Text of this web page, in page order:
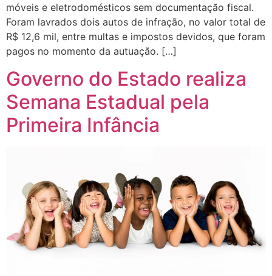
móveis e eletrodomésticos sem documentação fiscal.
Foram lavrados dois autos de infração, no valor total de
R$ 12,6 mil, entre multas e impostos devidos, que foram
pagos no momento da autuação. […]
Governo do Estado realiza
Semana Estadual pela
Primeira Infância